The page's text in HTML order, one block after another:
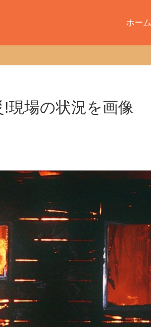
ホーム
!現場の状況を画像